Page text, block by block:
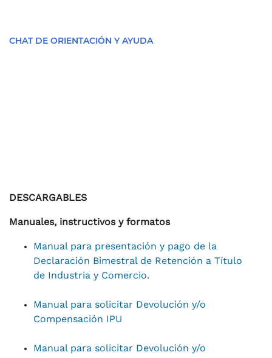
CHAT DE ORIENTACIÓN Y AYUDA
DESCARGABLES
Manuales, instructivos y formatos
Manual para presentación y pago de la
Declaración Bimestral de Retención a Título
de Industria y Comercio.
Manual para solicitar Devolución y/o
Compensación IPU
Manual para solicitar Devolución y/o